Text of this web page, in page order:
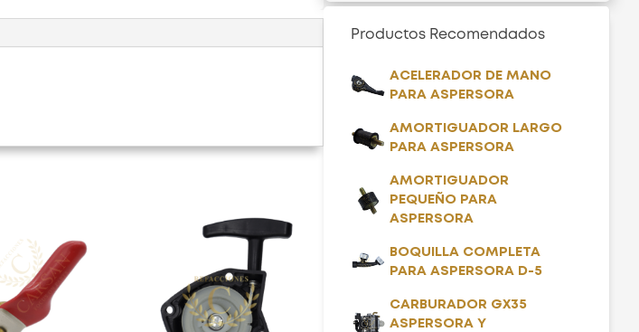
Productos Recomendados
ACELERADOR DE MANO
PARA ASPERSORA
AMORTIGUADOR LARGO
PARA ASPERSORA
AMORTIGUADOR
PEQUEÑO PARA
ASPERSORA
BOQUILLA COMPLETA
PARA ASPERSORA D-5
CARBURADOR GX35
ASPERSORA Y